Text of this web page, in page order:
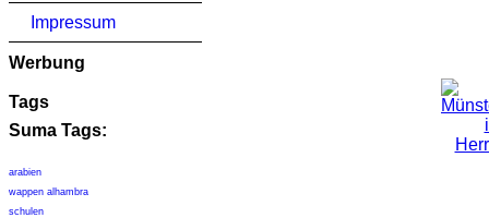
Impressum
Werbung
Tags
Suma Tags:
arabien
wappen alhambra
schulen